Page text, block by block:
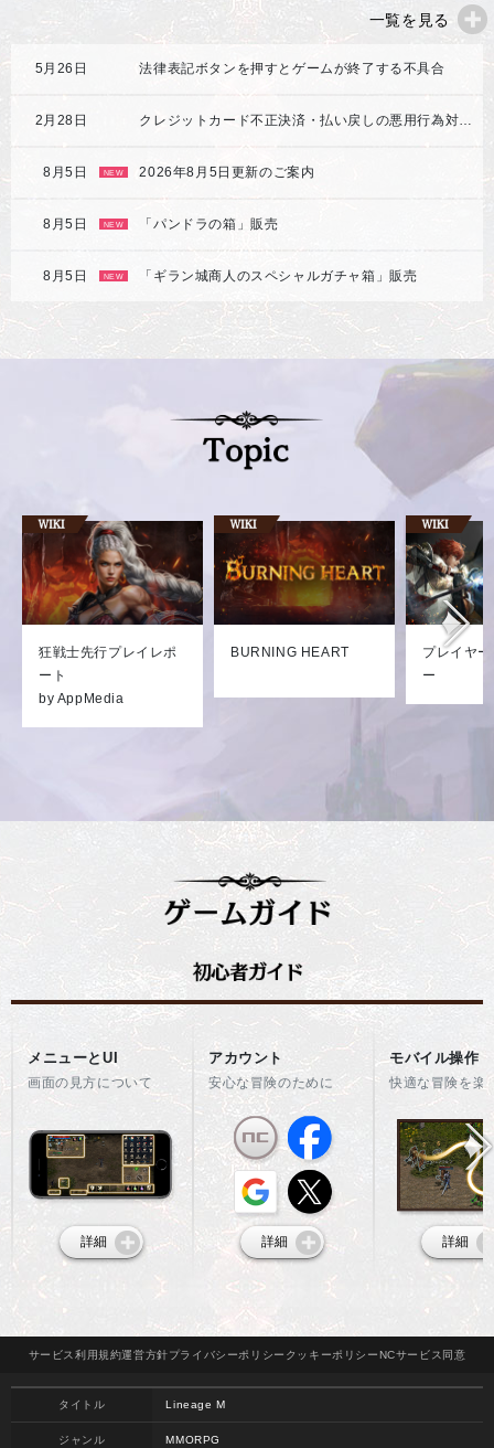
一覧を見る
5月26日 法律表記ボタンを押すとゲームが終了する不具合
2月28日
8月5日 NEW 2026年8月5日更新のご案内
8月5日 NEW 「パンドラの箱」販売
8月5日 NEW 「ギラン城商人のスペシャルガチャ箱」販売
狂戦士先行プレイレポ
ート
by AppMedia
BURNING HEART
プレイヤ
ー
メニューとUI
画面の見方について
詳細
アカウント
安心な冒険のために
詳細
モバイル操作
快適な冒険を楽
詳細
サービス 利用規約運営方針プライバシーポリシー クッキーポリシーNCサービス 同意
タイトル Lineage M
ジャンル MMORPG